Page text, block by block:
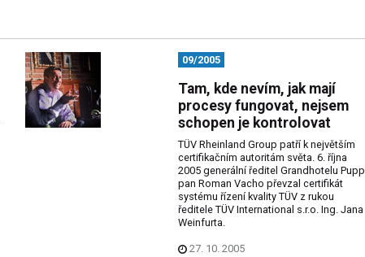
09/2005
Tam, kde nevím, jak mají
procesy fungovat, nejsem
schopen je kontrolovat
TÜV Rheinland Group patří k největším
certifikačním autoritám světa. 6. října
2005 generální ředitel Grandhotelu Pupp
pan Roman Vacho převzal certifikát
systému řízení kvality TÜV z rukou
ředitele TÜV International s.r.o. Ing. Jana
Weinfurta.
27. 10. 2005